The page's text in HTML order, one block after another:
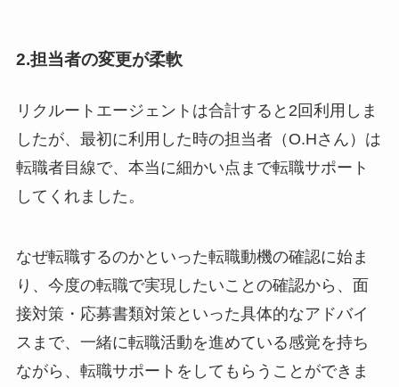
2.担当者の変更が柔軟
リクルートエージェントは合計すると2回利用しま
したが、最初に利用した時の担当者（O.Hさん）は
転職者目線で、本当に細かい点まで転職サポート
してくれました。
なぜ転職するのかといった転職動機の確認に始ま
り、今度の転職で実現したいことの確認から、面
接対策・応募書類対策といった具体的なアドバイ
スまで、 一緒に転職活動を進めている感覚を持ち
ながら、転職サポートをしてもらうことができま